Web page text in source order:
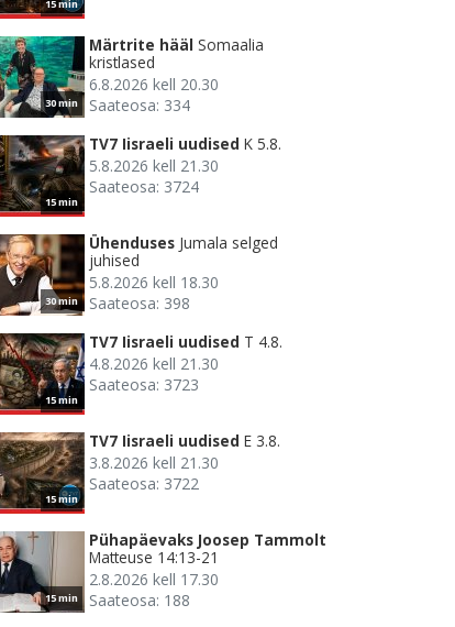
15 min
30 min
Märtrite hääl Somaalia
kristlased
6.8.2026 kell 20.30
Saateosa: 334
15 min
TV7 Iisraeli uudised K 5.8.
5.8.2026 kell 21.30
Saateosa: 3724
30 min
Ühenduses Jumala selged
juhised
5.8.2026 kell 18.30
Saateosa: 398
15 min
TV7 Iisraeli uudised T 4.8.
4.8.2026 kell 21.30
Saateosa: 3723
15 min
TV7 Iisraeli uudised E 3.8.
3.8.2026 kell 21.30
Saateosa: 3722
15 min
Pühapäevaks Joosep Tammolt
Matteuse 14:13-21
2.8.2026 kell 17.30
Saateosa: 188